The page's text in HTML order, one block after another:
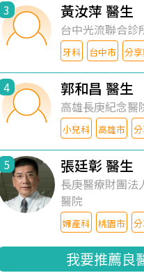
3 黃汝萍 醫生
台中光流聯合診
牙科 台中市 分
4 郭和昌 醫生
高雄長庚紀念醫
小兒科 高雄市
5 張廷彰 醫生
長庚醫療財團法
醫院
婦產科 桃園市
我要推薦良